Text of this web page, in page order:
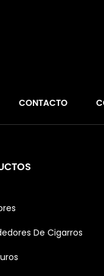
CONTACTO
De Cigarros